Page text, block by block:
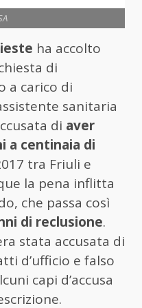
ha accolto
di
a carico di
sanitaria
di aver
a centinaia di
tra Friuli e
la pena inflitta
che passa così
di reclusione.
stata accusata di
d’ufficio e falso
capi d’accusa